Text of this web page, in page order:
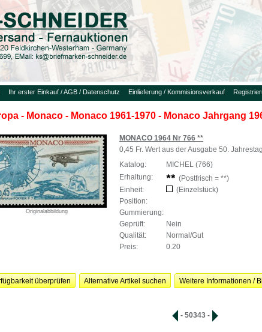
Ihr erster Einkauf / AGB / Datenschutz Einlieferung / Kommisionsverkauf
- Monaco - Monaco 1961-1970 - Monaco Jahrgang
Originalabbildung
MONACO 1964 Nr 766 **
0,45 Fr. Wert aus der Ausgabe 50.
Katalog:
MICHEL (766)
Erhaltung:
(Postfrisch = **)
Einheit:
(Einzelstück)
Position:
Gummierung:
Geprüft:
Nein
Qualität:
Normal/Gut
Preis:
0.20
überprüfen Alternative Artikel suchen Weitere Informationen /
- 50343 -